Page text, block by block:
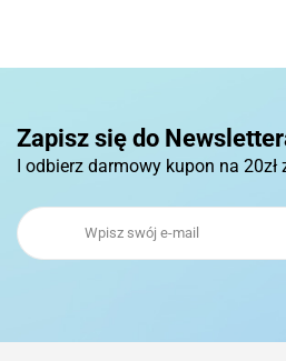
Zapisz się do
I odbierz darmowy kupon na 20zł